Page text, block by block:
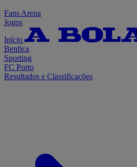
Fans Arena
Jogos
Início
Benfica
Sporting
FC Porto
Resultados e Classificações